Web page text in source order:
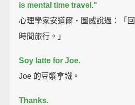
is mental time travel."
心理學家安道爾‧圖威說過：「
時間旅行。」
Soy latte for Joe.
Joe 的豆漿拿鐵。
Thanks.